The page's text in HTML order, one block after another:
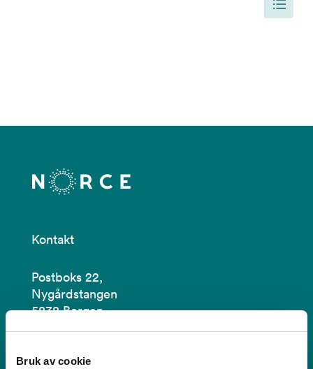
Bruk av cookie
Kontakt
Postboks 22,
Nygårdstangen
5838 Bergen